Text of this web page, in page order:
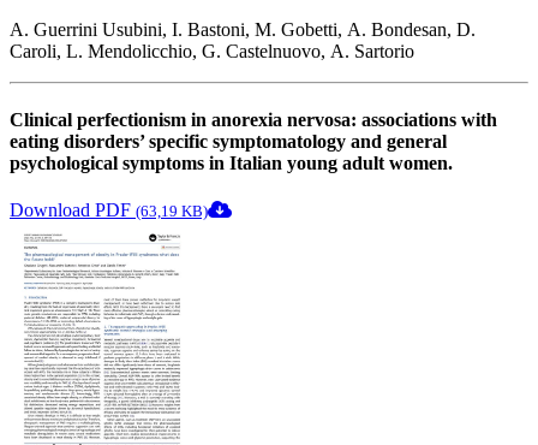
A. Guerrini Usubini, I. Bastoni, M. Gobetti, A. Bondesan, D.
Caroli, L. Mendolicchio, G. Castelnuovo, A. Sartorio
Clinical perfectionism in anorexia nervosa: associations with
eating disorders’ specific symptomatology and general
psychological symptoms in Italian young adult women.
Download PDF (63,19 KB)